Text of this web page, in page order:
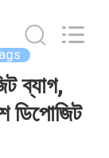
ব্যাগ,
ডিপোজিট